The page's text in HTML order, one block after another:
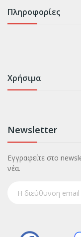
Πληροφορίες
Χρήσιμα
Newsletter
Εγγραφείτε στο
νέα.